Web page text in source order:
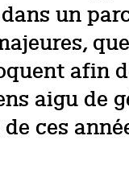
un
aigu de
ces